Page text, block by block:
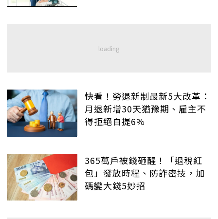
快看！勞退新制最新5大改革：
月退新增30天猶豫期、雇主不
得拒絕自提6%
365萬戶被錢砸醒！「退稅紅
包」發放時程、防詐密技，加
碼變大錢5妙招